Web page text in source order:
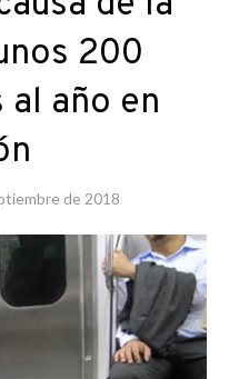
200
año en
de 2018